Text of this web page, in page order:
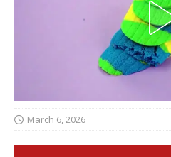
March 6, 2026